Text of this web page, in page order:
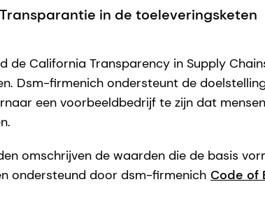
in de toeleveringsketen
de California Transparency in Supply
Dsm-firmenich ondersteunt de
een voorbeeldbedrijf te zijn dat
omschrijven de waarden die de basis
ondersteund door dsm-firmenich Code of